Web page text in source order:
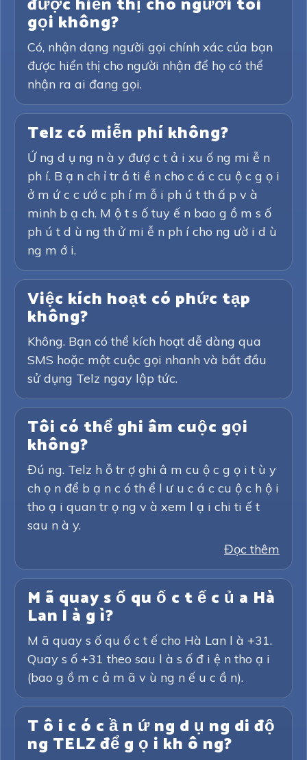
gọi không?
Có, nhận dạng người gọi chính xác của bạn
được hiển thị cho người nhận để họ có thể
nhận ra ai đang gọi.
Telz có miễn phí không?
Ứ ng d ụ ng n à y đượ c t ả i xu ố ng mi ễ n
ph í. B ạ n ch ỉ tr ả ti ề n cho c á c cu ộ c g ọ i
ở m ứ c c ướ c ph í m ỗ i ph ú t th ấ p v à
minh b ạ ch. M ộ t s ố tuy ế n bao g ồ m s ố
ph ú t d ù ng th ử mi ễ n ph í cho ng ườ i d ù
ng m ớ i.
Việc kích hoạt có phức tạp
không?
Không. Bạn có thể kích hoạt dễ dàng qua
SMS hoặc một cuộc gọi nhanh và bắt đầu
sử dụng Telz ngay lập tức.
Tôi có thể ghi âm cuộc gọi
không?
Đú ng. Telz h ỗ tr ợ ghi â m cu ộ c g ọ i t ù y
ch ọ n để b ạ n c ó th ể l ư u c á c cu ộ c h ộ i
tho ạ i quan tr ọ ng v à xem l ạ i chi ti ế t
sau n à y.
Đọc thêm
M ã quay s ố qu ố c t ế c ủ a Hà
Lan l à g ì?
M ã quay s ố qu ố c t ế cho Hà Lan l à +31.
Quay s ố +31 theo sau l à s ố đ i ệ n tho ạ i
(bao g ồ m c ả m ã v ù ng n ế u c ầ n).
T ô i c ó c ầ n ứ ng d ụ ng di độ
ng TELZ để g ọ i kh ô ng?